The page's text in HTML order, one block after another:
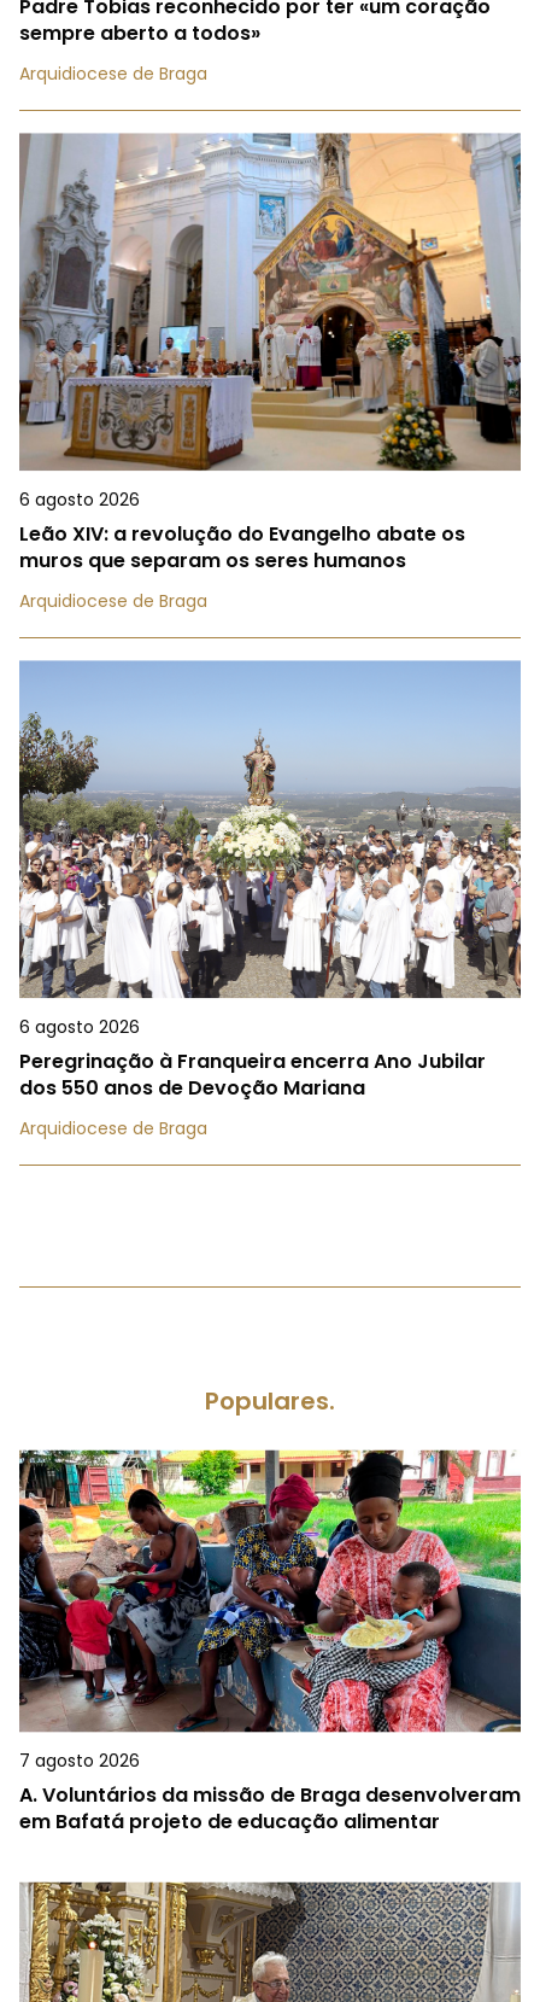
Padre Tobias reconhecido por ter «um coração
sempre aberto a todos»
Arquidiocese de Braga
6 agosto 2026
Leão XIV: a revolução do Evangelho abate os
muros que separam os seres humanos
Arquidiocese de Braga
6 agosto 2026
Peregrinação à Franqueira encerra Ano Jubilar
dos 550 anos de Devoção Mariana
Arquidiocese de Braga
Populares.
7 agosto 2026
A.Voluntários da missão de Braga desenvolveram
em Bafatá projeto de educação alimentar